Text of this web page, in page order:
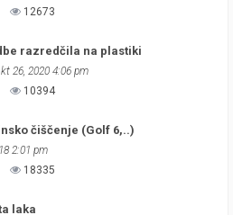
12673
razredčila na plastiki
26, 2020 4:06 pm
10394
čiščenje (Golf 6,..)
2:01 pm
18335
laka